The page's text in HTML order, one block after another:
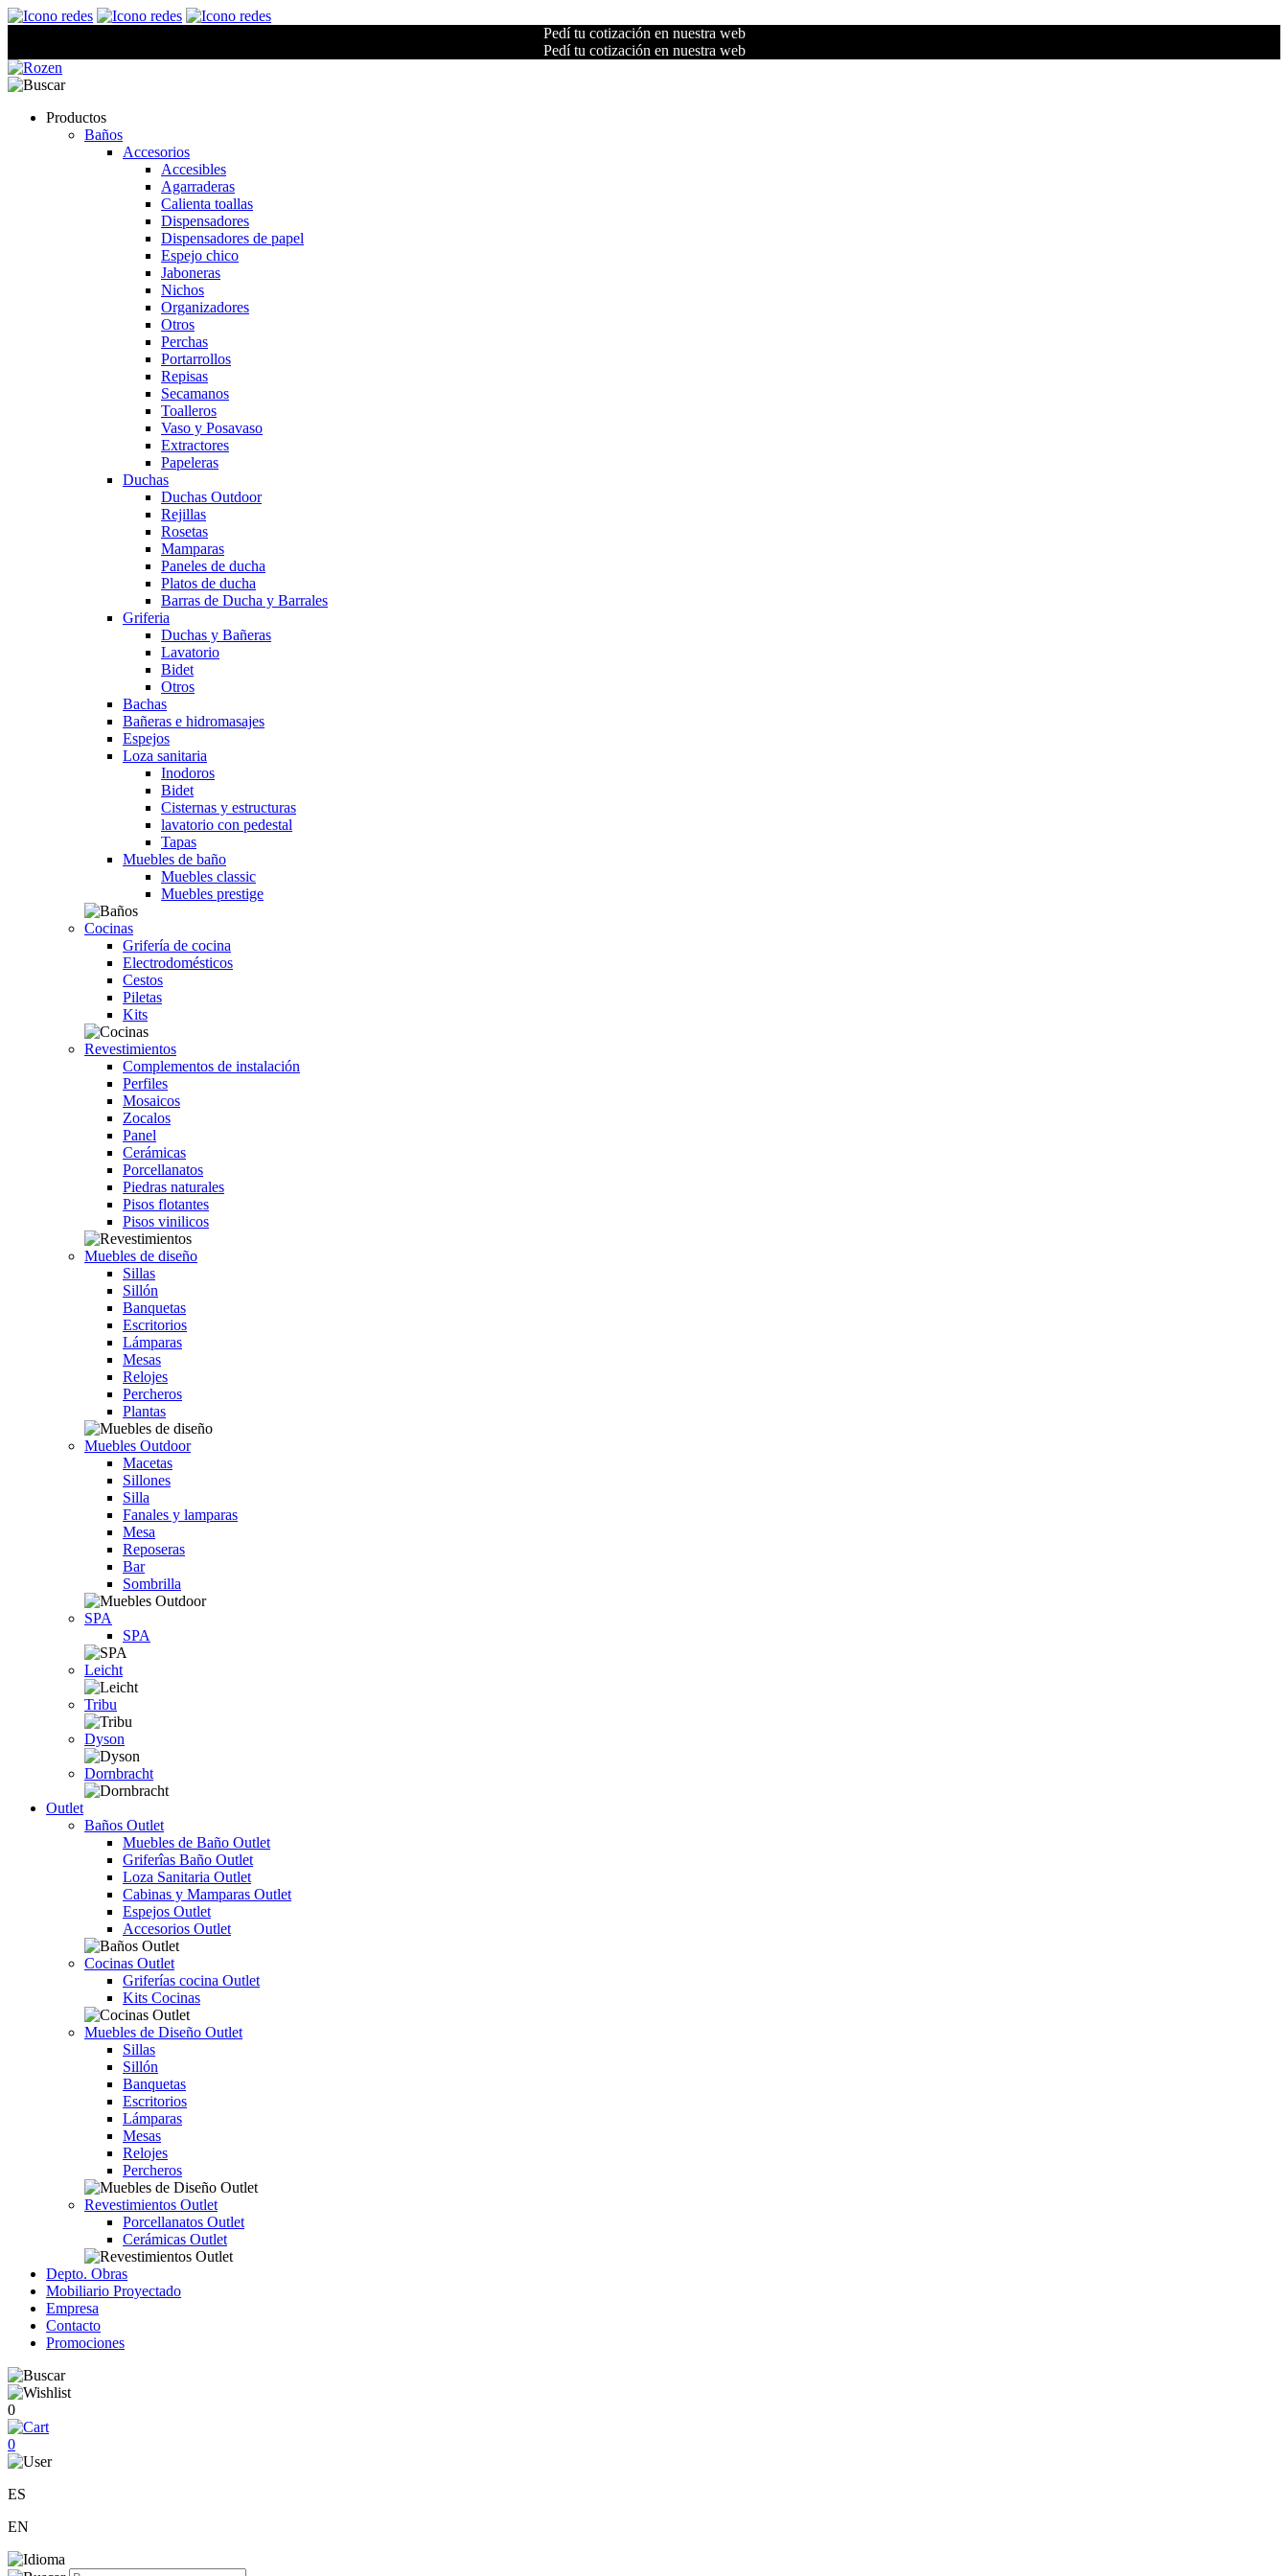
Pedí tu cotización en nuestra web
Pedí tu cotización en nuestra web
Productos
Baños
Accesorios
Accesibles
Agarraderas
Calienta toallas
Dispensadores
Dispensadores de papel
Espejo chico
Jaboneras
Nichos
Organizadores
Otros
Perchas
Portarrollos
Repisas
Secamanos
Toalleros
Vaso y Posavaso
Extractores
Papeleras
Duchas
Duchas Outdoor
Rejillas
Rosetas
Mamparas
Paneles de ducha
Platos de ducha
Barras de Ducha y Barrales
Griferia
Duchas y Bañeras
Lavatorio
Bidet
Otros
Bachas
Bañeras e hidromasajes
Espejos
Loza sanitaria
Inodoros
Bidet
Cisternas y estructuras
lavatorio con pedestal
Tapas
Muebles de baño
Muebles classic
Muebles prestige
Cocinas
Grifería de cocina
Electrodomésticos
Cestos
Piletas
Kits
Revestimientos
Complementos de instalación
Perfiles
Mosaicos
Zocalos
Panel
Cerámicas
Porcellanatos
Piedras naturales
Pisos flotantes
Pisos vinilicos
Muebles de diseño
Sillas
Sillón
Banquetas
Escritorios
Lámparas
Mesas
Relojes
Percheros
Plantas
Muebles Outdoor
Macetas
Sillones
Silla
Fanales y lamparas
Mesa
Reposeras
Bar
Sombrilla
SPA
SPA
Leicht
Tribu
Dyson
Dornbracht
Outlet
Baños Outlet
Muebles de Baño Outlet
Griferîas Baño Outlet
Loza Sanitaria Outlet
Cabinas y Mamparas Outlet
Espejos Outlet
Accesorios Outlet
Cocinas Outlet
Griferías cocina Outlet
Kits Cocinas
Muebles de Diseño Outlet
Sillas
Sillón
Banquetas
Escritorios
Lámparas
Mesas
Relojes
Percheros
Revestimientos Outlet
Porcellanatos Outlet
Cerámicas Outlet
Depto. Obras
Mobiliario Proyectado
Empresa
Contacto
Promociones
0
0
ES
EN